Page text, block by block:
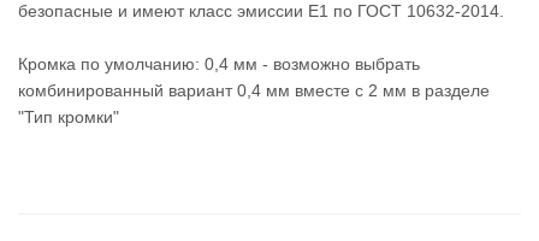
безопасные и имеют класс эмиссии Е1 по ГОСТ 10632-2014.
Кромка по умолчанию: 0,4 мм - возможно выбрать
комбинированный вариант 0,4 мм вместе с 2 мм в разделе
"Тип кромки"